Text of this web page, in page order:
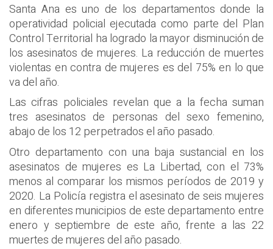
Santa Ana es uno de los departamentos donde la
operatividad policial ejecutada como parte del Plan
Control Territorial ha logrado la mayor disminución de
los asesinatos de mujeres. La reducción de muertes
violentas en contra de mujeres es del 75% en lo que
va del año.
Las cifras policiales revelan que a la fecha suman
tres asesinatos de personas del sexo femenino,
abajo de los 12 perpetrados el año pasado.
Otro departamento con una baja sustancial en los
asesinatos de mujeres es La Libertad, con el 73%
menos al comparar los mismos períodos de 2019 y
2020. La Policía registra el asesinato de seis mujeres
en diferentes municipios de este departamento entre
enero y septiembre de este año, frente a las 22
muertes de mujeres del año pasado.